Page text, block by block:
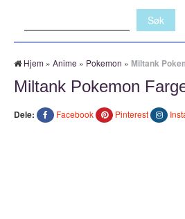
Hjem » Anime » Pokemon » Miltank
Miltank Pokemon
Dele: Facebook Pinterest